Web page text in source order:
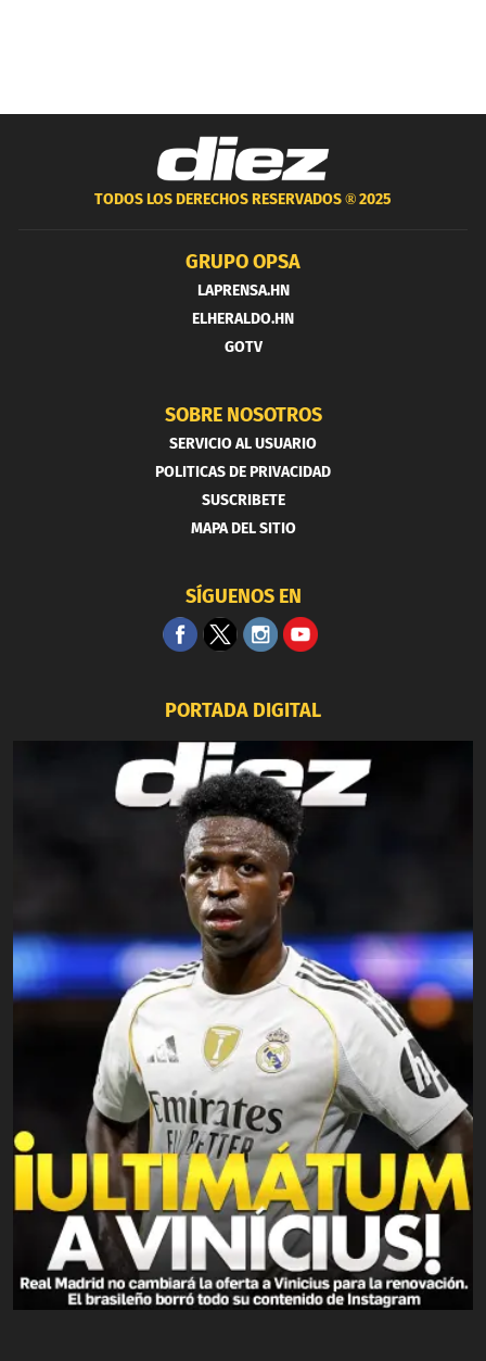
TODOS LOS DERECHOS RESERVADOS ®2025
GRUPO OPSA
LAPRENSA.HN
ELHERALDO.HN
GOTV
SOBRE NOSOTROS
SERVICIO AL USUARIO
POLITICAS DE PRIVACIDAD
SUSCRIBETE
MAPA DEL SITIO
SÍGUENOS EN
PORTADA DIGITAL